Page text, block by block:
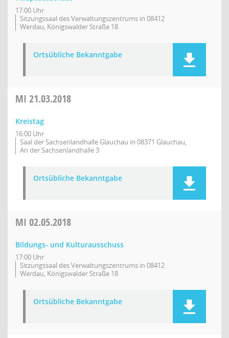
17:00 Uhr
Sitzungssaal des Verwaltungszentrums in 08412
Werdau, Königswalder Straße 18
Ortsübliche Bekanntgabe
MI 21.03.2018
Kreistag
16:00 Uhr
Saal der Sachsenlandhalle Glauchau in 08371 Glauchau,
An der Sachsenlandhalle 3
Ortsübliche Bekanntgabe
MI 02.05.2018
Bildungs- und Kulturausschuss
17:00 Uhr
Sitzungssaal des Verwaltungszentrums in 08412
Werdau, Königswalder Straße 18
Ortsübliche Bekanntgabe